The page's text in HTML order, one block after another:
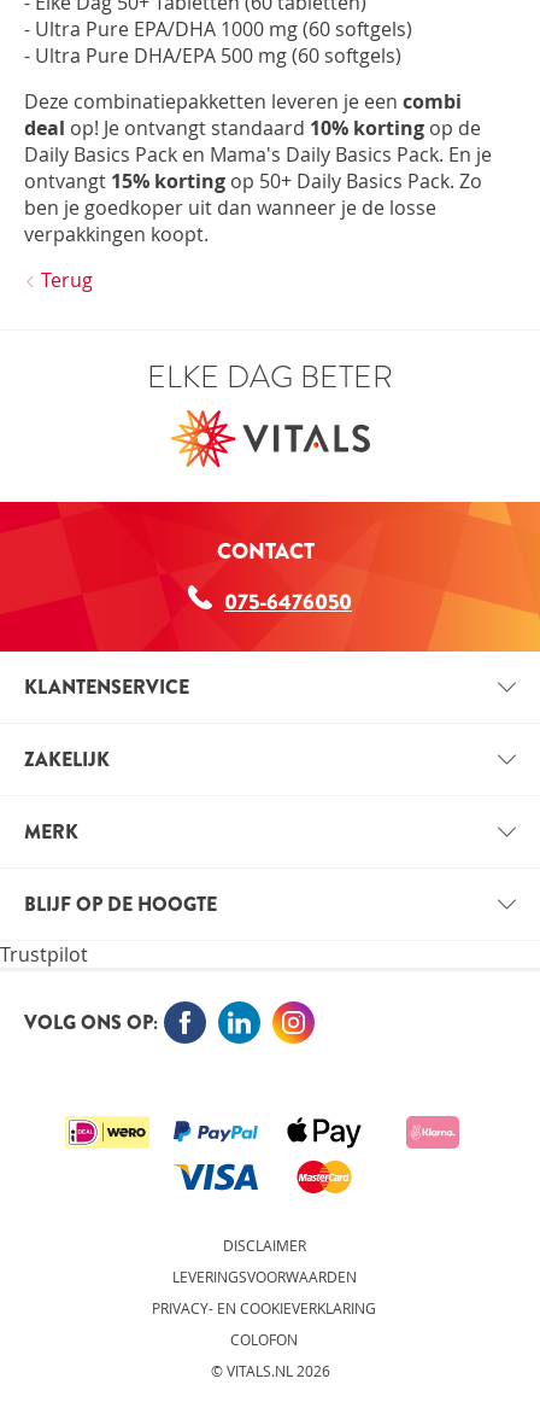
- Ultra Pure EPA/DHA 1000 mg (60 softgels)
- Ultra Pure DHA/EPA 500 mg (60 softgels)
Deze combinatiepakketten leveren je een combi
deal op! ​Je ontvangt standaard 10% korting op de
Daily Basics Pack en Mama's Daily Basics Pack. En je
ontvangt 15% korting op 50+ Daily Basics Pack. Zo
ben je goedkoper uit dan wanneer je de losse
verpakkingen koopt.
Terug
ELKE DAG BETER
CONTACT
075-6476050
KLANTENSERVICE
VERZENDINFORMATIE
ZAKELIJK
VACATURES
MERK
ORTHOKENNIS
BLIJF OP DE HOOGTE
MELD JE NU AAN VOOR DE NIEUWSBRIEF EN BLIJF OP
AANMELDEN
Trustpilot
VOLG ONS OP:
DISCLAIMER
LEVERINGSVOORWAARDEN
PRIVACY- EN COOKIEVERKLARING
COLOFON
© VITALS.NL 2026